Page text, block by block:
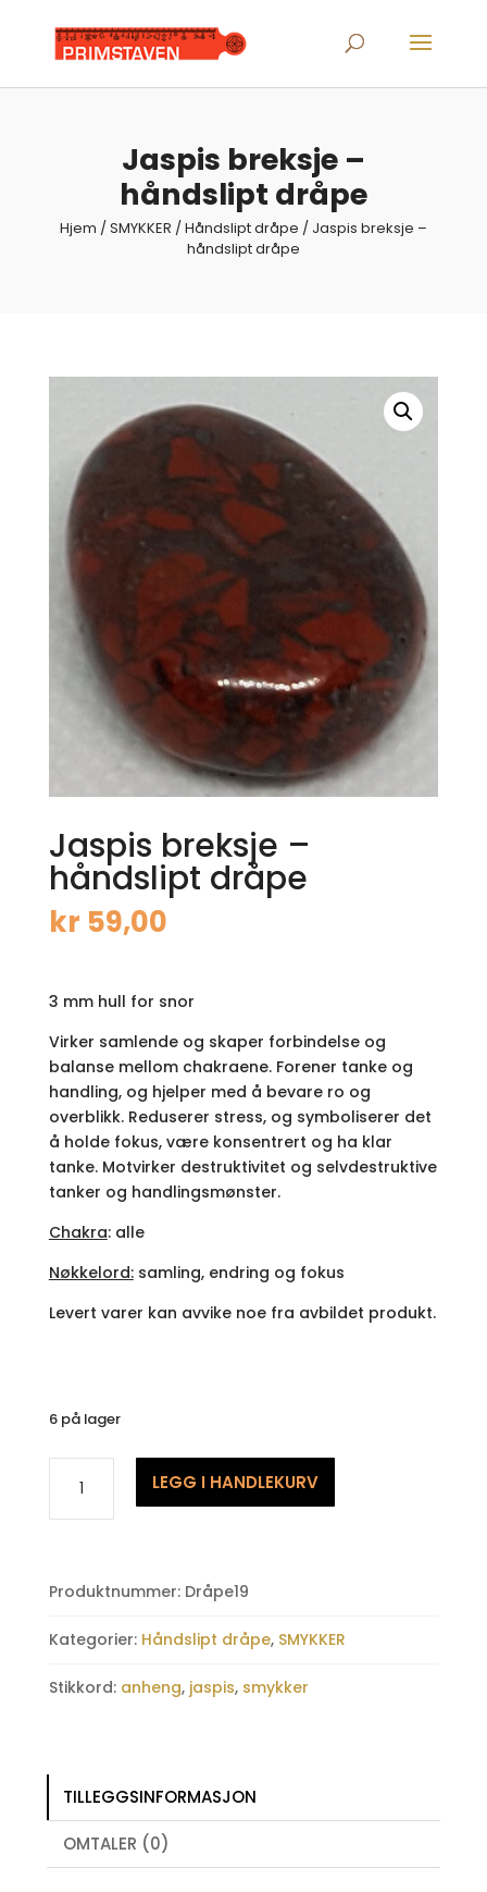
search
Jaspis breksje –
håndslipt dråpe
Hjem /SMYKKER /Håndslipt dråpe / Jaspis breksje –
håndslipt dråpe
Jaspis breksje –
håndslipt dråpe
kr 59,00
3 mm hull for snor
Virker samlende og skaper forbindelse og
balanse mellom chakraene. Forener tanke og
handling, og hjelper med å bevare ro og
overblikk. Reduserer stress, og symboliserer det
å holde fokus, være konsentrert og ha klar
tanke. Motvirker destruktivitet og selvdestruktive
tanker og handlingsmønster.
Chakra: alle
Nøkkelord:samling, endring og fokus
Levert varer kan avvike noe fra avbildet produkt.
6 på lager
breksje
-
antall
LEGG I HANDLEKURV
Produktnummer: Dråpe19
Kategorier: Håndslipt dråpe, SMYKKER
Stikkord: anheng, jaspis, smykker
TILLEGGSINFORMASJON
OMTALER (0)